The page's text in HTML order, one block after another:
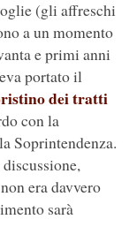
(gli affreschi
a un momento
e primi anni
portato il
dei tratti
con la
Soprintendenza.
era davvero
sarà